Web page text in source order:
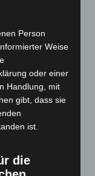
Person
Weise
oder einer
Handlung, mit
gibt, dass sie
ist.
die